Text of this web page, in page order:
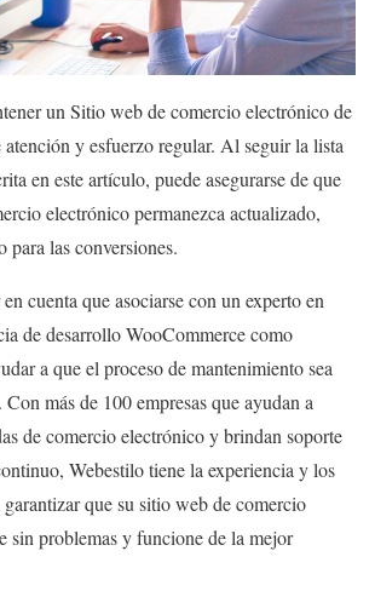
unSitio web de comercio electrónico de
atención y esfuerzo regular. Al seguir la lista
en este artículo, puede asegurarse de que
electrónico permanezca actualizado,
para las conversiones.
cuenta que asociarse con un experto en
de desarrollo WooCommercecomo
a que el proceso de mantenimiento sea
más de 100 empresas que ayudan a
de comercio electrónico y brindan soporte
Webestilo tiene la experiencia y los
que su sitio web de comercio
sin problemas y funcione de la mejor